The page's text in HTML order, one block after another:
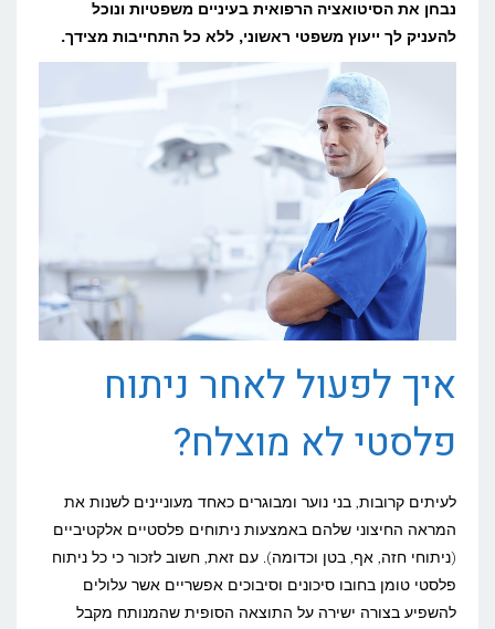
נבחן את הסיטואציה הרפואית בעיניים משפטיות ונוכל
להעניק לך ייעוץ משפטי ראשוני, ללא כל התחייבות מצידך.
איך לפעול לאחר ניתוח
פלסטי לא מוצלח?
לעיתים קרובות, בני נוער ומבוגרים כאחד מעוניינים לשנות את
המראה החיצוני שלהם באמצעות ניתוחים פלסטיים אלקטיביים
(ניתוחי חזה, אף, בטן וכדומה). עם זאת, חשוב לזכור כי כל ניתוח
פלסטי טומן בחובו סיכונים וסיבוכים אפשריים אשר עלולים
להשפיע בצורה ישירה על התוצאה הסופית שהמנותח מקבל